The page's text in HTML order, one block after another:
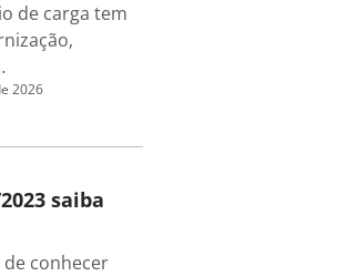
de carga tem
2026
saiba
de conhecer